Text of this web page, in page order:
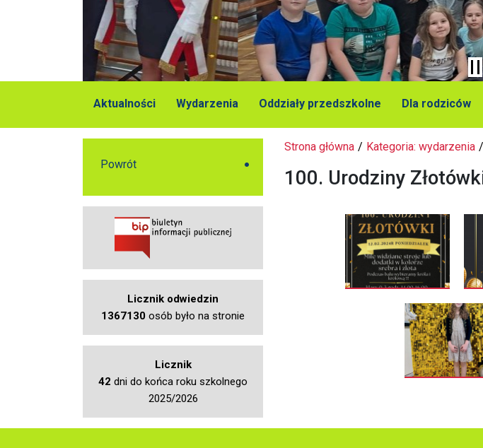
Aktualności Wydarzenia Oddziały przedszkolne Dla rodziców
Strona główna Kategoria: wydarzenia
100. Urodziny
Powrót
Licznik odwiedzin
1367130 osób było na stronie
Licznik
42 dni do końca roku szkolnego
2025/2026